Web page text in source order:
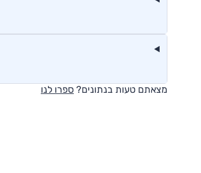
מצאתם טעות בנתונים? ספרו לנו